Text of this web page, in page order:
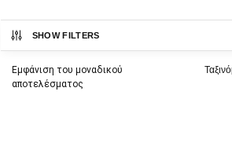
SHOW FILTERS
Εμφάνιση του μοναδικού
αποτελέσματος